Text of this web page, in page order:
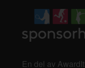
En del av AwardIt